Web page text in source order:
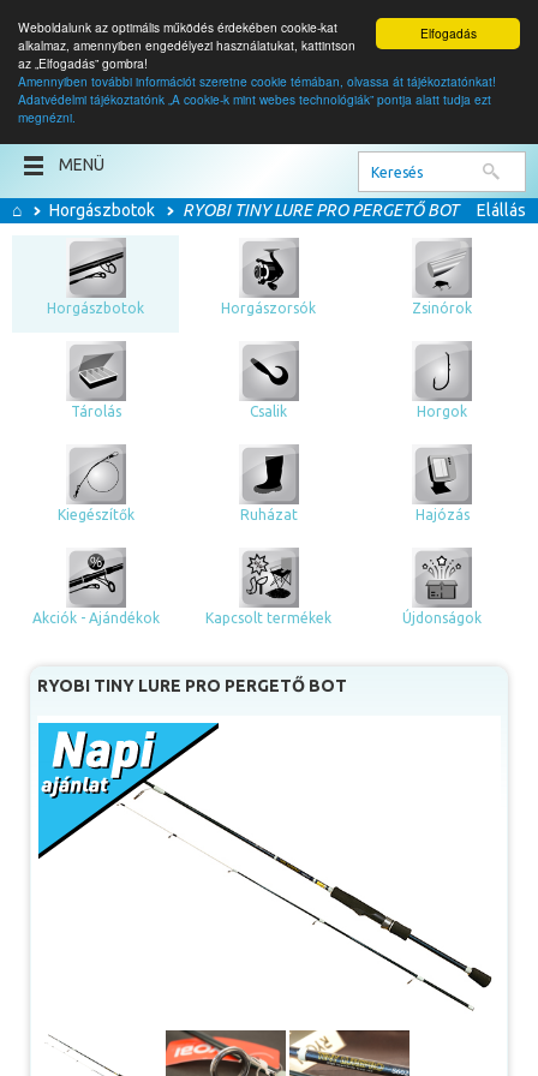
Elfogadás
Weboldalunk az optimális működés érdekében cookie-kat
alkalmaz, amennyiben engedélyezi használatukat, kattintson
az „Elfogadás” gombra!
Amennyiben további információt szeretne cookie témában, olvassa át tájékoztatónkat!
Adatvédelmi tájékoztatónk „A cookie-k mint webes technológiák” pontja alatt tudja ezt
megnézni.
0termék
MENÜ
Elállás
⌂ Horgászbotok RYOBI TINY LURE PRO PERGETŐ BOT
Horgászbotok Horgászorsók Zsinórok
Tárolás Csalik Horgok
Kiegészítők Ruházat Hajózás
Akciók - Ajándékok Kapcsolt termékek Újdonságok
RYOBI TINY LURE PRO PERGETŐ BOT